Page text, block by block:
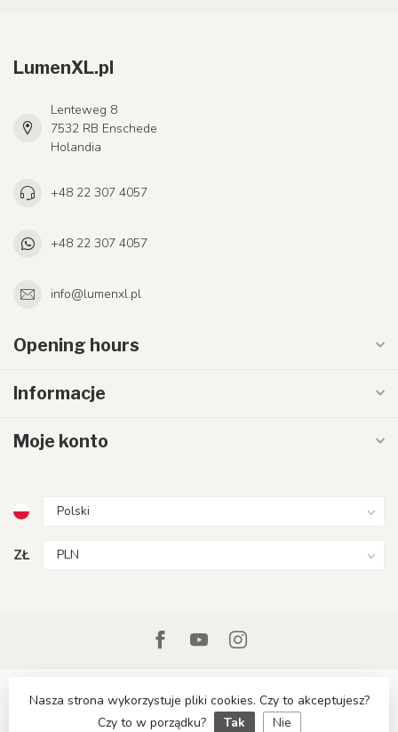
LumenXL.pl
Lenteweg 8
7532 RB Enschede
Holandia
+48 22 307 4057
+48 22 307 4057
info@lumenxl.pl
Opening hours
Informacje
Moje konto
ZŁ
Nasza strona wykorzystuje pliki cookies. Czy to akceptujesz?
Czy to w porządku?
Tak Nie